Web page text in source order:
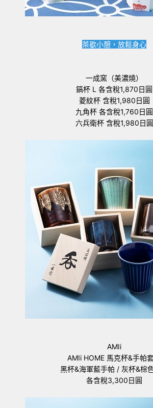
茶歇小憩，放鬆身心
一成窯（美濃燒）
鎬杯 L 各含稅1,870日圓
菱紋杯 含稅1,980日圓
九角杯 各含稅1,760日圓
六兵衛杯 含稅1,980日圓
AMIi
AMIi HOME 馬克杯&手帕
黑杯&海軍藍手帕 / 灰杯&棕
各含稅3,300日圓